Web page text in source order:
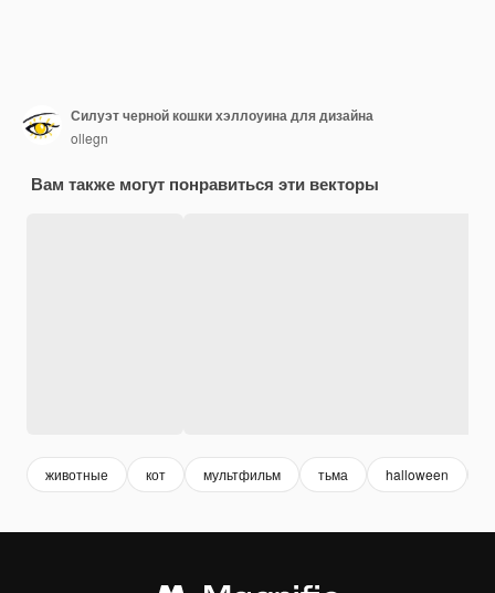
Силуэт черной кошки хэллоуина для дизайна
ollegn
Вам также могут понравиться эти векторы
животные кот мультфильм тьма halloween